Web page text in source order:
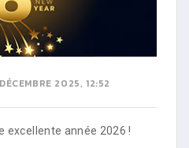
2025, 12:52
excellente année 2026 !